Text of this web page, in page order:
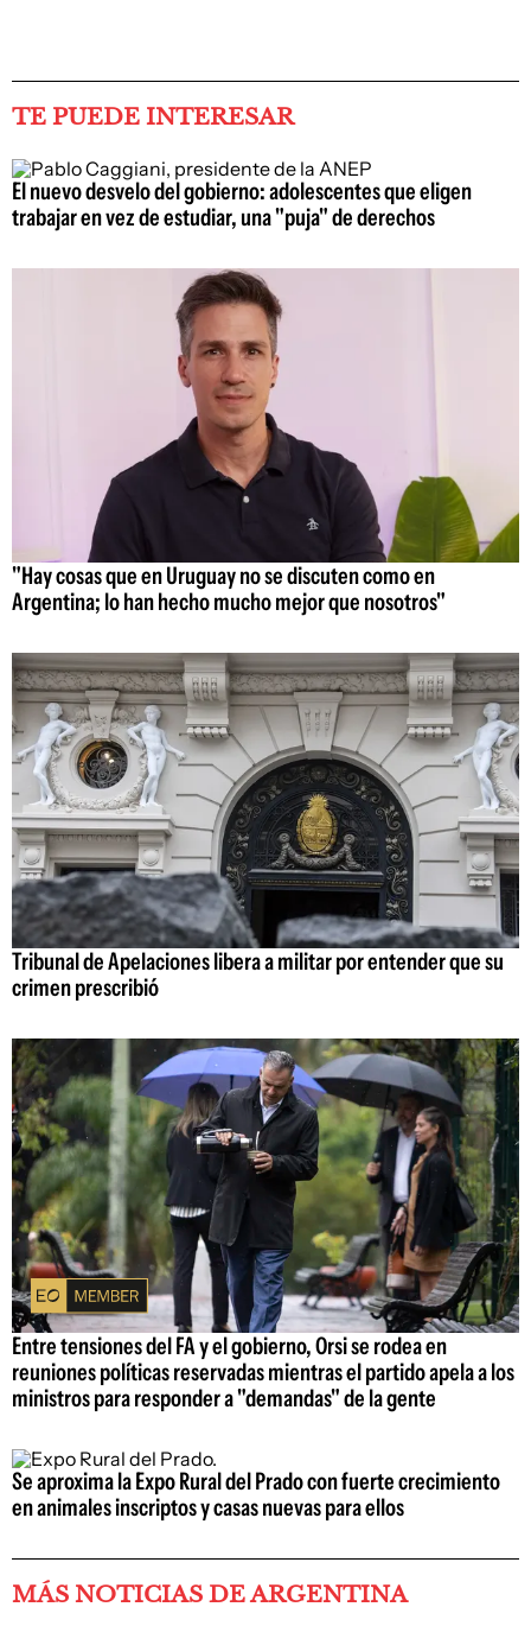
TE PUEDE INTERESAR
El nuevo desvelo del gobierno: adolescentes que eligen
trabajar en vez de estudiar, una "puja" de derechos
"Hay cosas que en Uruguay no se discuten como en
Argentina; lo han hecho mucho mejor que nosotros"
Tribunal de Apelaciones libera a militar por entender que su
crimen prescribió
Entre tensiones del FA y el gobierno, Orsi se rodea en
reuniones políticas reservadas mientras el partido apela a los
ministros para responder a "demandas" de la gente
Se aproxima la Expo Rural del Prado con fuerte crecimiento
en animales inscriptos y casas nuevas para ellos
MÁS NOTICIAS DE ARGENTINA